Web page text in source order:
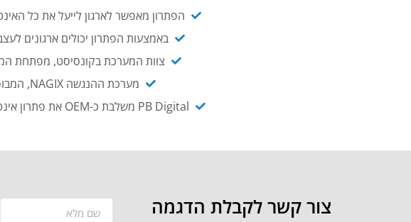
הפתרון מאפשר לארגון לייעל את כל
באמצעות הפתרון יכולים ארגונים
צוות המערכת בקונסיסט, מפתחת
מערכת ההנגשה NAGIX, המבוססת על PB Digital, מאפשרת להנגיש מסמכים ארגוניים באופן אוטומטי ויעיל.
PB Digital משלבת כ-OEM את פתרון אינטגרציית ה-API של חברת WSO2 - המאפשר לחבר בקלות בין מערכות ארגוניות
צור קשר לקבלת הדגמה